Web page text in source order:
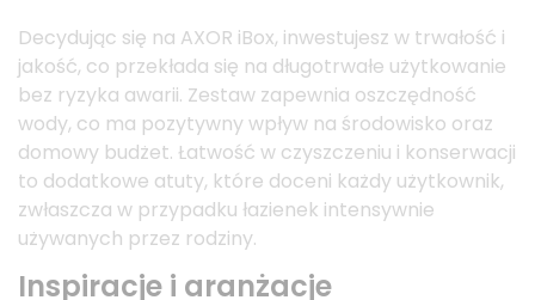
Decydując się na AXOR iBox, inwestujesz w trwałość i
jakość, co przekłada się na długotrwałe użytkowanie
bez ryzyka awarii. Zestaw zapewnia oszczędność
wody, co ma pozytywny wpływ na środowisko oraz
domowy budżet. Łatwość w czyszczeniu i konserwacji
to dodatkowe atuty, które doceni każdy użytkownik,
zwłaszcza w przypadku łazienek intensywnie
używanych przez rodziny.
Inspiracje i aranżacje